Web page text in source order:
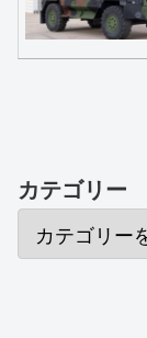
カテゴリー